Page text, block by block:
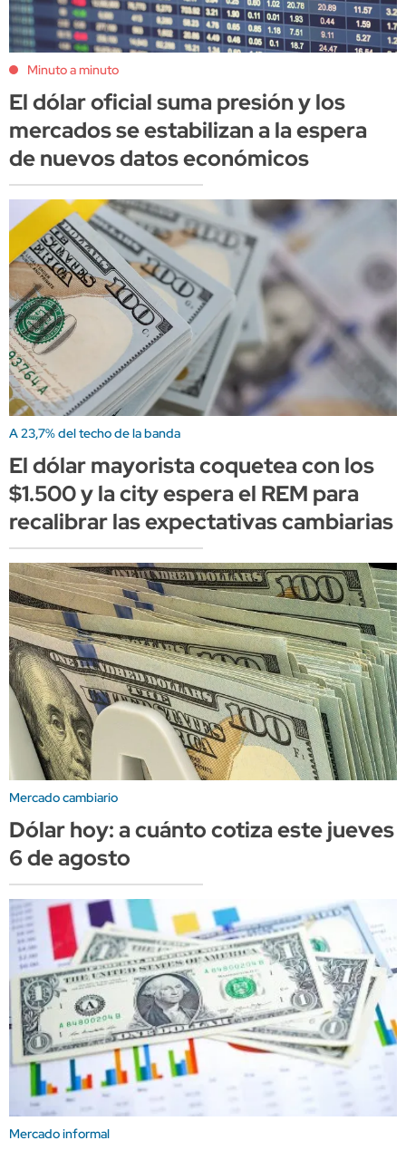
Minuto a minuto
El dólar oficial suma presión y los
mercados se estabilizan a la espera
de nuevos datos económicos
A 23,7% del techo de la banda
El dólar mayorista coquetea con los
$1.500 y la city espera el REM para
recalibrar las expectativas cambiarias
Mercado cambiario
Dólar hoy: a cuánto cotiza este jueves
6 de agosto
Mercado informal